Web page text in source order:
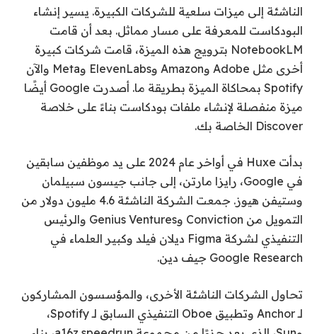
الناشئة إلى ميزات سلعية للشركات الكبيرة. يسير إنشاء
البودكاست للمعرفة على مسار مماثل. بعد أن قامت
NotebookLM بترويج هذه الميزة، قامت شركات كبيرة
أخرى مثل Adobe وAmazon وElevenLabs وMeta والآن
Spotify بمحاكاة الميزة بطريقة ما. أصدرت Google أيضًا
ميزة منفصلة لإنشاء ملفات بودكاست بناءً على خلاصة
Discover الخاصة بك.
بدأت Huxe في أواخر عام 2024 على يد موظفين سابقين
في Google، رايزا مارتن، إلى جانب جيسون سبيلمان
وستيفن هيوز. جمعت الشركة الناشئة 4.6 مليون دولار من
التمويل من Conviction وGenius Ventures والرئيس
التنفيذي لشركة Figma ديلان فيلد وكبير العلماء في
Google Research جيف دين.
تحاول الشركات الناشئة الأخرى، والمؤسسون المشاركون
لـ Anchor وتطبيق Oboe التنفيذي السابق لـ Spotify،